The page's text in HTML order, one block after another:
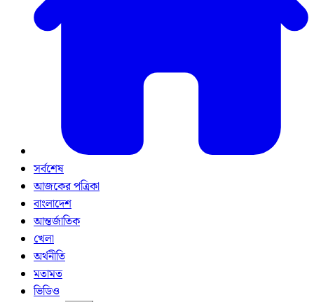
সর্বশেষ
আজকের পত্রিকা
বাংলাদেশ
আন্তর্জাতিক
খেলা
অর্থনীতি
মতামত
ভিডিও